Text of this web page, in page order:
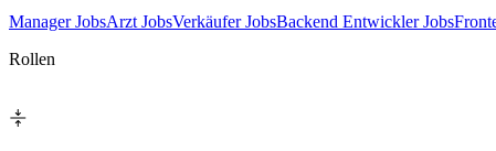
Manager JobsArzt JobsVerkäufer JobsBackend Entwickler Jobs
Rollen